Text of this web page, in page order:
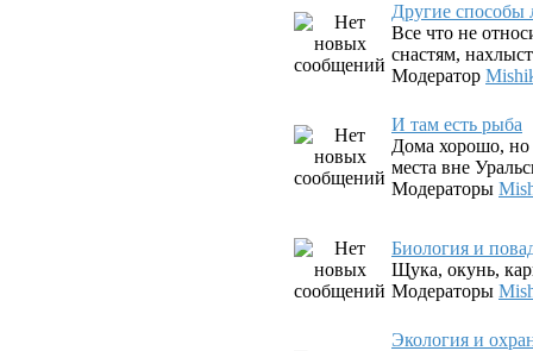
Другие способы
Все что не
снастям,
Модератор
И там есть рыба
Дома хорошо, но
места вне
Модераторы
Биология и
Щука, окунь,
Модераторы
Экология и